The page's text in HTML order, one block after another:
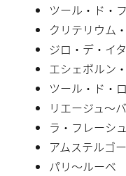
ツール・ド・
クリテリウム
ジロ・デ・イ
エシェボルン
ツール・ド・
リエージュ〜
ラ・フレーシ
アムステルゴ
パリ〜ルーベ